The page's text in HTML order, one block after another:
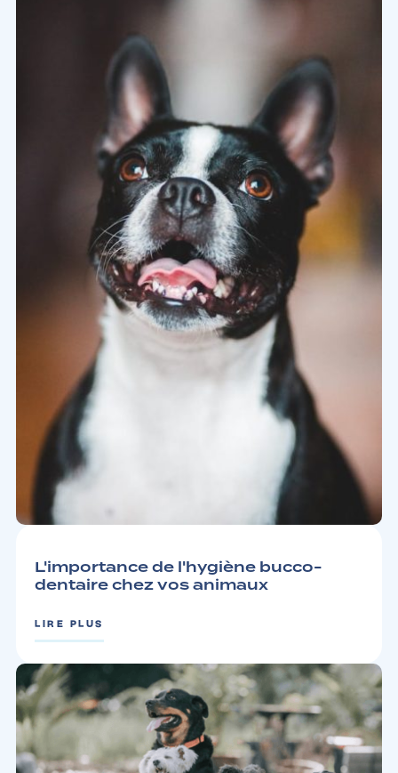
L'importance de l'hygiène bucco-
dentaire chez vos animaux
LIRE PLUS